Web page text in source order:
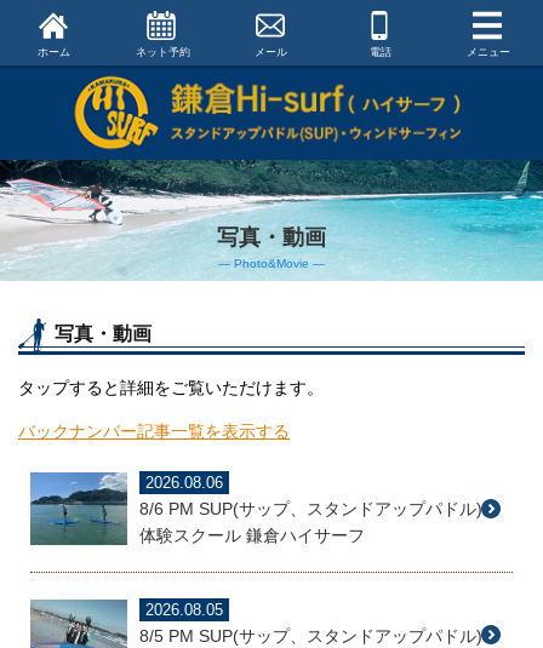
ホーム ネット予約 メール 電話 メニュー
写真・動画
― Photo&Movie ―
写真・動画
タップすると詳細をご覧いただけます。
バックナンバー記事一覧を表示する
2026.08.06
8/6 PM SUP(サップ、スタンドアップパドル)
体験スクール 鎌倉ハイサーフ
2026.08.05
8/5 PM SUP(サップ、スタンドアップパドル)